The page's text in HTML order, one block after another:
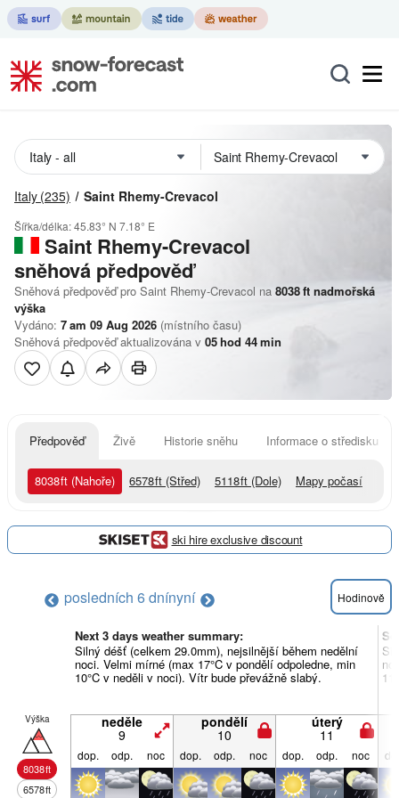
Italy (235) Saint Rhemy-Crevacol
Šířka/délka:45.83° N 7.18° E
Saint Rhemy-Crevacol
sněhová předpověď
Sněhová předpověď pro Saint Rhemy-Crevacol na 8038ft nadmořská
výška
Vydáno: 7 am 09 Aug 2026 (místního času)
Sněhová předpověď aktualizována v 05hod 44min
Předpověď Živě Historie sněhu Informace o středisku
8038ft (Nahoře) 6578ft (Střed) 5118ft (Dole) Mapy počasí
ski hire exclusive discount
posledních 6 dnínyní Hodinově
Next 3 days weather summary:
Silný déšť (celkem 29.0mm), nejsilnější během nedělní
noci. Velmi mírné (max 17°C v pondělí odpoledne, min
10°C v neděli v noci). Vítr bude převážně slabý.
Výška
8038ft
6578ft
neděle
9
pondělí
10
úterý
11
dop. odp. noc dop. odp. noc dop. odp. noc